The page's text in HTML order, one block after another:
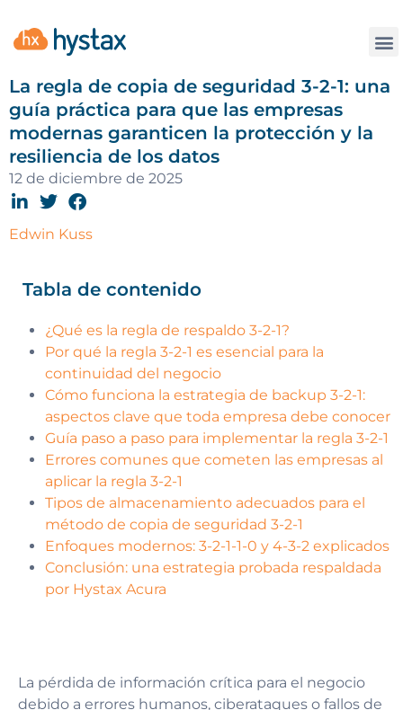
La regla de copia de seguridad 3-2-1: una
guía práctica para que las empresas
modernas garanticen la protección y la
resiliencia de los datos
12 de diciembre de 2025
Edwin Kuss
Tabla de contenido
¿Qué es la regla de respaldo 3-2-1?
Por qué la regla 3-2-1 es esencial para la
continuidad del negocio
Cómo funciona la estrategia de backup 3-2-1:
aspectos clave que toda empresa debe conocer
Guía paso a paso para implementar la regla 3-2-1
Errores comunes que cometen las empresas al
aplicar la regla 3-2-1
Tipos de almacenamiento adecuados para el
método de copia de seguridad 3-2-1
Enfoques modernos: 3-2-1-1-0 y 4-3-2 explicados
Conclusión: una estrategia probada respaldada
por Hystax Acura
La pérdida de información crítica para el negocio
debido a errores humanos, ciberataques o fallos de